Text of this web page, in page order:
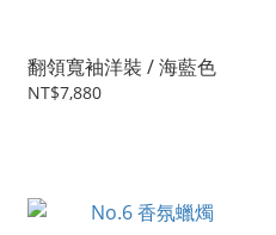
翻領寬袖洋裝 / 海藍色
NT$7,880